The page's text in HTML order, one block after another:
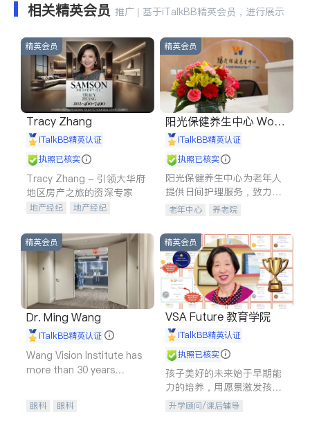
相关精英会员 推广 | 基于iTalkBB精英会员，进行展示
精英会员
Tracy Zhang
iTalkBB精英认证
执照已核实
Tracy Zhang - 引领大华府
地区房产之旅的资深专家
地产经纪
地产经纪
商铺租售
开发商建商
精英会员
阳光保健养生中心 World
shine
iTalkBB精英认证
执照已核实
阳光保健养生中心为老年人
提供日间护理服务，致力于
通过持续的护理创新来有效
老年中心 养老院
精英会员
Dr. Ming Wang
iTalkBB精英认证
Wang Vision Institute has
more than 30 years
眼科 眼科
精英会员
VSA Future 教育学院
iTalkBB精英认证
执照已核实
孩子美好的未来始于早期能
力的培养，用愿景激发孩子
的学习潜力和动力。理念：
拥有成长型心态是成功的基
升学顾问/课后辅导